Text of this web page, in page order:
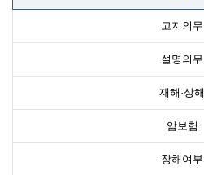
고지의무
설명의무
재해·상해
암보험
장해여부